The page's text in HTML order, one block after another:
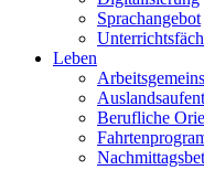
Sprachangebot
Leben
Berufliche